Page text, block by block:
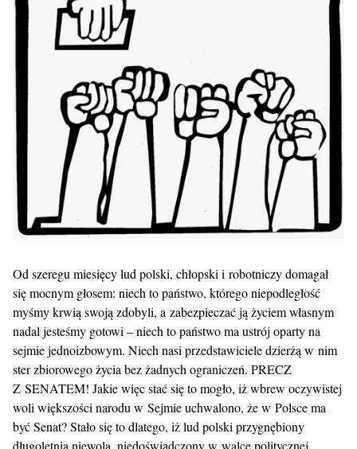
Od szeregu miesięcy lud polski, chłopski i robotniczy domagał
się mocnym głosem: niech to państwo, którego niepodległość
myśmy krwią swoją zdobyli, a zabezpieczać ją życiem własnym
nadal jesteśmy gotowi – niech to państwo ma ustrój oparty na
sejmie jednoizbowym. Niech nasi przedstawiciele dzierżą w nim
ster zbiorowego życia bez żadnych ograniczeń. PRECZ
Z SENATEM! Jakie więc stać się to mogło, iż wbrew oczywistej
woli większości narodu w Sejmie uchwalono, że w Polsce ma
być Senat? Stało się to dlatego, iż lud polski przygnębiony
długoletnią niewolą, niedoświadczony w walce politycznej,